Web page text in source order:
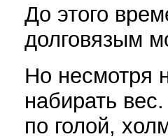
До этого
долговязым
Но несмотря
набирать
по голой,